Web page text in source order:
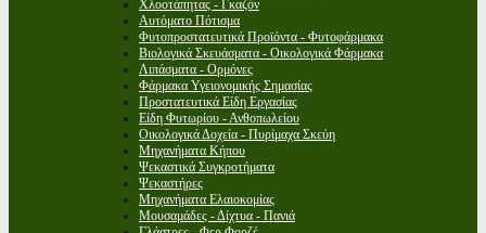
Χλοοτάπητας - Γκαζόν
Αυτόματο Πότισμα
Φυτοπροστατευτικά Προϊόντα - Φυτοφάρμακα
Βιολογικά Σκευάσματα - Οικολογικά Φάρμακα
Λιπάσματα - Ορμόνες
Φάρμακα Υγειονομικής Σημασίας
Προστατευτικά Είδη Εργασίας
Είδη Φυτωρίου - Ανθοπωλείου
Οικολογικά Δοχεία - Πυρίμαχα Σκεύη
Μηχανήματα Κήπου
Ψεκαστικά Συγκροτήματα
Ψεκαστήρες
Μηχανήματα Ελαιοκομίας
Μουσαμάδες - Δίχτυα - Πανιά